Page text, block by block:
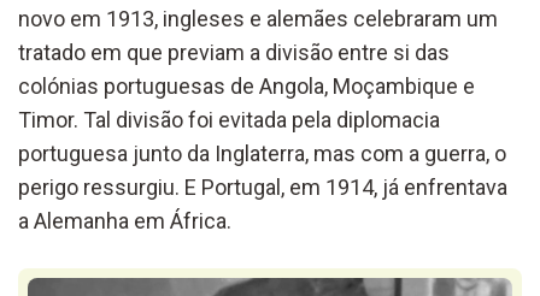
novo em 1913, ingleses e alemães celebraram um
tratado em que previam a divisão entre si das
colónias portuguesas de Angola, Moçambique e
Timor. Tal divisão foi evitada pela diplomacia
portuguesa junto da Inglaterra, mas com a guerra, o
perigo ressurgiu. E Portugal, em 1914, já enfrentava
a Alemanha em África.